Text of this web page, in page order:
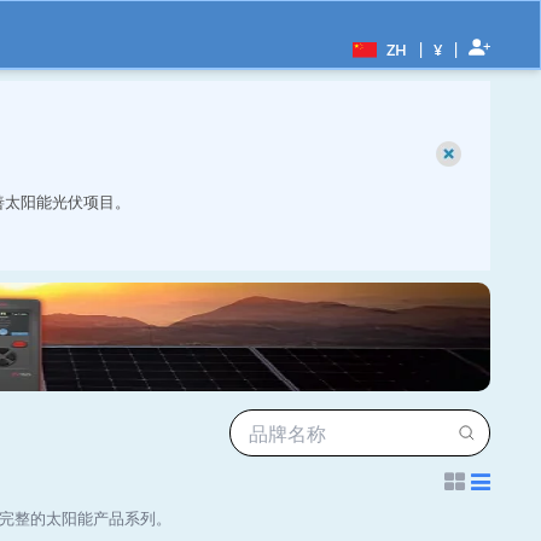
ZH | ¥ |
阳能光伏项目。
整的太阳能产品系列。